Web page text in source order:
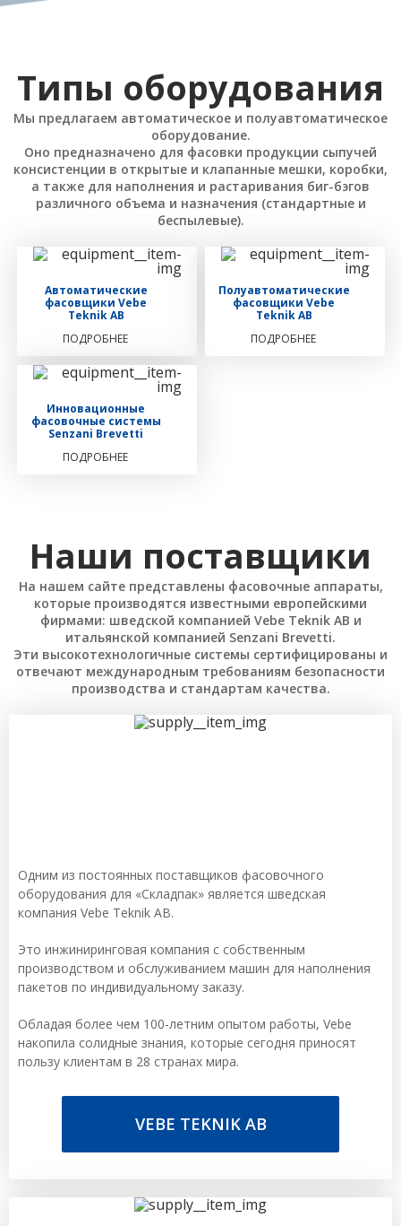
Типы оборудования
Мы предлагаем автоматическое и полуавтоматическое
оборудование.
Оно предназначено для фасовки продукции сыпучей
консистенции в открытые и клапанные мешки, коробки,
а также для наполнения и растаривания биг-бэгов
различного объема и назначения (стандартные и
беспылевые).
Автоматические
фасовщики Vebe
Teknik AB
ПОДРОБНЕЕ
Полуавтоматические
фасовщики Vebe
Teknik AB
ПОДРОБНЕЕ
Инновационные
фасовочные системы
Senzani Brevetti
ПОДРОБНЕЕ
Наши поставщики
На нашем сайте представлены фасовочные аппараты,
которые производятся известными европейскими
фирмами: шведской компанией Vebe Teknik AB и
итальянской компанией Senzani Brevetti.
Эти высокотехнологичные системы сертифицированы и
отвечают международным требованиям безопасности
производства и стандартам качества.
Одним из постоянных поставщиков фасовочного
оборудования для «Складпак» является шведская
компания Vebe Teknik AB.
Это инжиниринговая компания с собственным
производством и обслуживанием машин для наполнения
пакетов по индивидуальному заказу.
Обладая более чем 100-летним опытом работы, Vebe
накопила солидные знания, которые сегодня приносят
пользу клиентам в 28 странах мира.
VEBE TEKNIK AB